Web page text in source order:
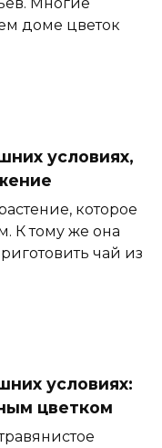
Многие
доме цветок
условиях,
которое
К тому же она
чай из
условиях:
цветком